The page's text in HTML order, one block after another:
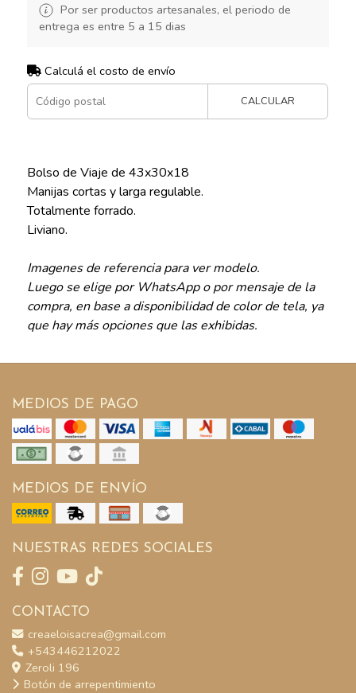
Por ser productos artesanales, el periodo de
entrega es entre 5 a 15 dias
Calculá el costo de envío
CALCULAR
Bolso de Viaje de 43x30x18
Manijas cortas y larga regulable.
Totalmente forrado.
Liviano.
Imagenes de referencia para ver modelo.
Luego se elige por WhatsApp o por mensaje de la
compra, en base a disponibilidad de color de tela, ya
que hay más opciones que las exhibidas.
MEDIOS DE PAGO
MEDIOS DE ENVÍO
NUESTRAS REDES SOCIALES
CONTACTO
creaeloisacrea@gmail.com
+543446212022
Zeroli 196
Botón de arrepentimiento